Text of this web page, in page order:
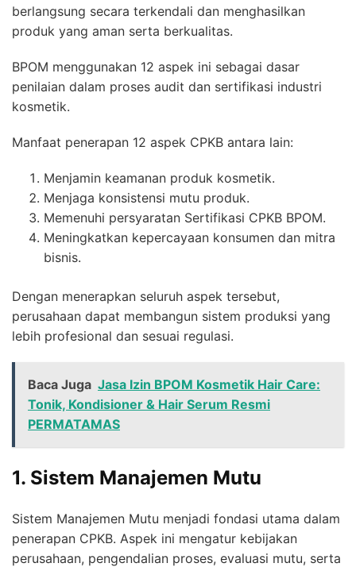
berlangsung secara terkendali dan menghasilkan
produk yang aman serta berkualitas.
BPOM menggunakan 12 aspek ini sebagai dasar
penilaian dalam proses audit dan sertifikasi industri
kosmetik.
Manfaat penerapan 12 aspek CPKB antara lain:
Menjamin keamanan produk kosmetik.
Menjaga konsistensi mutu produk.
Memenuhi persyaratan Sertifikasi CPKB BPOM.
Meningkatkan kepercayaan konsumen dan mitra
bisnis.
Dengan menerapkan seluruh aspek tersebut,
perusahaan dapat membangun sistem produksi yang
lebih profesional dan sesuai regulasi.
Baca Juga Jasa Izin BPOM Kosmetik Hair Care:
Tonik, Kondisioner & Hair Serum Resmi
PERMATAMAS
1. Sistem Manajemen Mutu
Sistem Manajemen Mutu menjadi fondasi utama dalam
penerapan CPKB. Aspek ini mengatur kebijakan
perusahaan, pengendalian proses, evaluasi mutu, serta